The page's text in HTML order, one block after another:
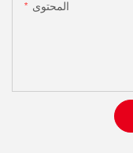
المحتوى